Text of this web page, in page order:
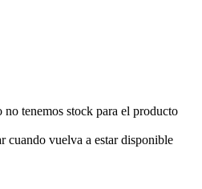
tenemos stock para el producto
cuando vuelva a estar disponible